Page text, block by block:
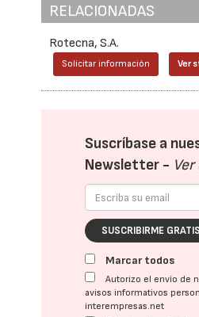
RELACIONADAS
Rotecna, S.A.
Solicitar información Ver
Suscríbase a
Newsletter -
SUSCRIBIRME GRATIS
Marcar todos
Autorizo el envío de
avisos informativos
interempresas.net